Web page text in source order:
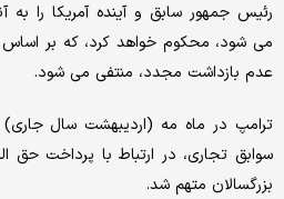
رئیس جمهور سابق و آینده آمریکا را
می شود، محکوم خواهد کرد، که بر
عدم بازداشت مجدد، منتفی می شود.
سوابق تجاری، در ارتباط با پرداخت حق
بزرگسالان متهم شد.